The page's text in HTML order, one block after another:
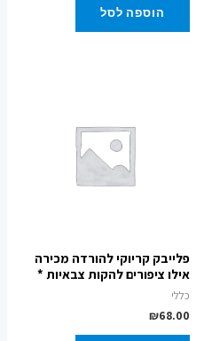
הוספה לסל
פלייבק קריוקי להורדה מכירה
אילו ציפורים להקות צבאיות *
כללי
₪68.00